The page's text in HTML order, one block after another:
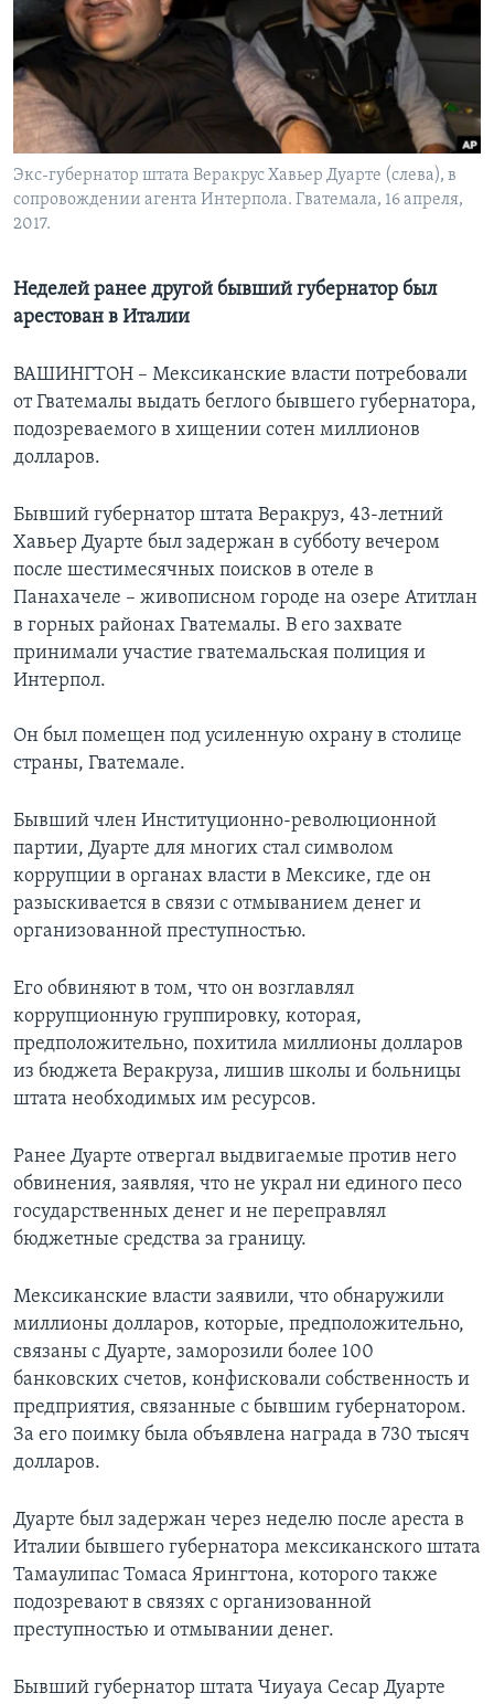
Learning English
СОЦИАЛЬНЫЕ СЕТИ
Языки
Экс-губернатор штата Веракрус Хавьер Дуарте (слева), в
сопровождении агента Интерпола. Гватемала, 16 апреля,
2017.
Неделей ранее другой бывший губернатор был
арестован в Италии
ВАШИНГТОН – Мексиканские власти потребовали
от Гватемалы выдать беглого бывшего губернатора,
подозреваемого в хищении сотен миллионов
долларов.
Бывший губернатор штата Веракруз, 43-летний
Хавьер Дуарте был задержан в субботу вечером
после шестимесячных поисков в отеле в
Панахачеле – живописном городе на озере Атитлан
в горных районах Гватемалы. В его захвате
принимали участие гватемальская полиция и
Интерпол.
Он был помещен под усиленную охрану в столице
страны, Гватемале.
Бывший член Институционно-революционной
партии, Дуарте для многих стал символом
коррупции в органах власти в Мексике, где он
разыскивается в связи с отмыванием денег и
организованной преступностью.
Его обвиняют в том, что он возглавлял
коррупционную группировку, которая,
предположительно, похитила миллионы долларов
из бюджета Веракруза, лишив школы и больницы
штата необходимых им ресурсов.
Ранее Дуарте отвергал выдвигаемые против него
обвинения, заявляя, что не украл ни единого песо
государственных денег и не переправлял
бюджетные средства за границу.
Мексиканские власти заявили, что обнаружили
миллионы долларов, которые, предположительно,
связаны с Дуарте, заморозили более 100
банковских счетов, конфисковали собственность и
предприятия, связанные с бывшим губернатором.
За его поимку была объявлена награда в 730 тысяч
долларов.
Дуарте был задержан через неделю после ареста в
Италии бывшего губернатора мексиканского штата
Тамаулипас Томаса Ярингтона, которого также
подозревают в связях с организованной
преступностью и отмывании денег.
Бывший губернатор штата Чиуауа Сесар Дуарте